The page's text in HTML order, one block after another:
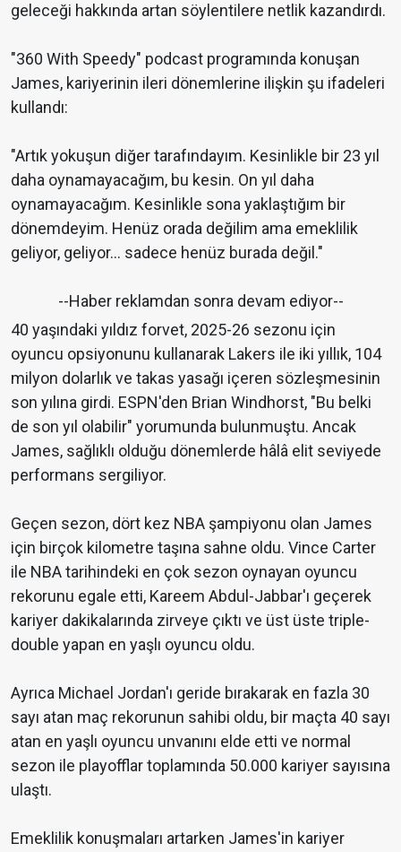
geleceği hakkında artan söylentilere netlik kazandırdı.
"360 With Speedy" podcast programında konuşan
James, kariyerinin ileri dönemlerine ilişkin şu ifadeleri
kullandı:
"Artık yokuşun diğer tarafındayım. Kesinlikle bir 23 yıl
daha oynamayacağım, bu kesin. On yıl daha
oynamayacağım. Kesinlikle sona yaklaştığım bir
dönemdeyim. Henüz orada değilim ama emeklilik
geliyor, geliyor… sadece henüz burada değil."
--Haber reklamdan sonra devam ediyor--
40 yaşındaki yıldız forvet, 2025-26 sezonu için
oyuncu opsiyonunu kullanarak Lakers ile iki yıllık, 104
milyon dolarlık ve takas yasağı içeren sözleşmesinin
son yılına girdi. ESPN'den Brian Windhorst, "Bu belki
de son yıl olabilir" yorumunda bulunmuştu. Ancak
James, sağlıklı olduğu dönemlerde hâlâ elit seviyede
performans sergiliyor.
Geçen sezon, dört kez NBA şampiyonu olan James
için birçok kilometre taşına sahne oldu. Vince Carter
ile NBA tarihindeki en çok sezon oynayan oyuncu
rekorunu egale etti, Kareem Abdul-Jabbar'ı geçerek
kariyer dakikalarında zirveye çıktı ve üst üste triple-
double yapan en yaşlı oyuncu oldu.
Ayrıca Michael Jordan'ı geride bırakarak en fazla 30
sayı atan maç rekorunun sahibi oldu, bir maçta 40 sayı
atan en yaşlı oyuncu unvanını elde etti ve normal
sezon ile playofflar toplamında 50.000 kariyer sayısına
ulaştı.
Emeklilik konuşmaları artarken James'in kariyer